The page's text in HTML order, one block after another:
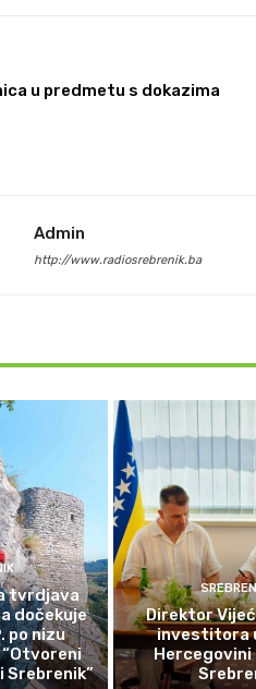
u predmetu s dokazima
Admin
http://www.radiosrebrenik.ba
tvrdjava
dočekuje
po nizu
Direktor
investitora
Hercegovini